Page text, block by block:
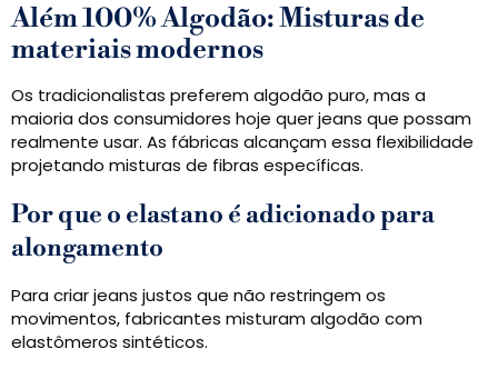
Além 100% Algodão: Misturas de
materiais modernos
Os tradicionalistas preferem algodão puro, mas a
maioria dos consumidores hoje quer jeans que possam
realmente usar. As fábricas alcançam essa flexibilidade
projetando misturas de fibras específicas.
Por que o elastano é adicionado para
alongamento
Para criar jeans justos que não restringem os
movimentos, fabricantes misturam algodão com
elastômeros sintéticos.